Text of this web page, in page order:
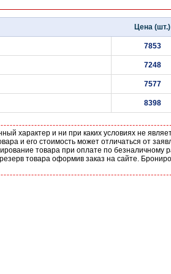
Цена (шт.)
7853
7248
7577
8398
характер и ни при каких условиях не
и его стоимость может отличаться от
товара при оплате по безналичному
товара оформив заказ на сайте.